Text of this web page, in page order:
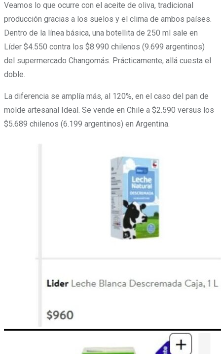
Veamos lo que ocurre con el aceite de oliva, tradicional
producción gracias a los suelos y el clima de ambos países.
Dentro de la línea básica, una botellita de 250 ml sale en
Líder $4.550 contra los $8.990 chilenos (9.699 argentinos)
del supermercado Changomás. Prácticamente, allá cuesta el
doble.
La diferencia se amplía más, al 120%, en el caso del pan de
molde artesanal Ideal. Se vende en Chile a $2.590 versus los
$5.689 chilenos (6.199 argentinos) en Argentina.